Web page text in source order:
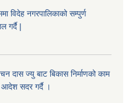
विदेह नगरपालिकाको सम्पुर्ण
गर्दै |
दास ज्यु बाट बिकास निर्माणको काम
आदेश सदर गर्दै ।